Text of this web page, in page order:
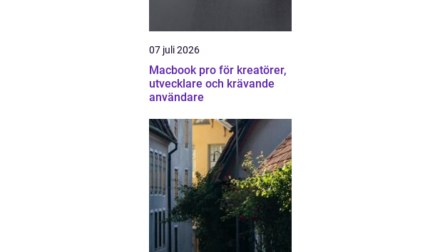
07 juli 2026
Macbook pro för kreatörer,
utvecklare och krävande
användare